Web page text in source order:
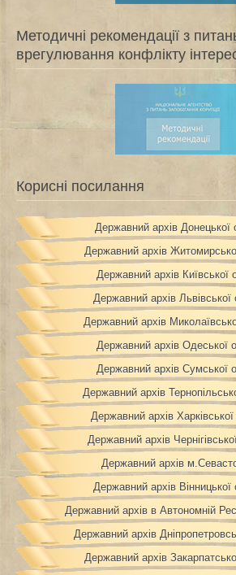
Методичні рекомендації з
врегулювання конфлікту
Корисні посилання
Державний архів Донецької
Державний архів
Державний архів Київської
Державний архів Львівської
Державний архів
Державний архів Одеської
Державний архів Сумської
Державний архів
Державний архів Харківської
Державний архів
Державний архів
Державний архів Вінницької
Державний архів в Автономній
Державний архів
Державний архів